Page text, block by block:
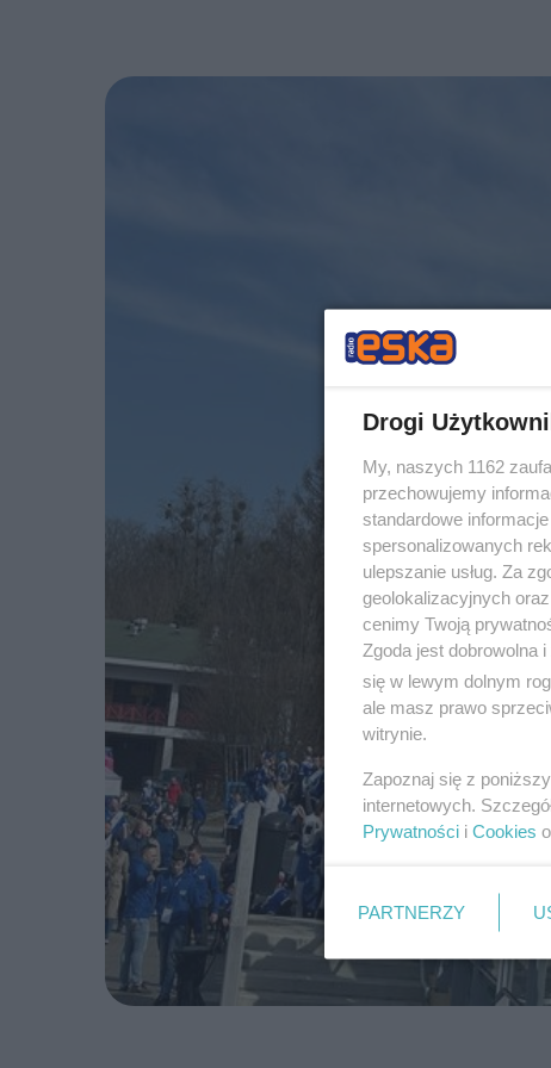
Drogi
My, naszych 1162
przechowujemy
standardowe
spersonalizowanych
ulepszanie usług. Za
geolokalizacyjnych
cenimy Twoją
Zgoda jest dobrowolna
się w lewym dolnym
ale masz prawo
witrynie.
Zapoznaj się z
internetowych.
Prywatności i Cookies
PARTNERZY